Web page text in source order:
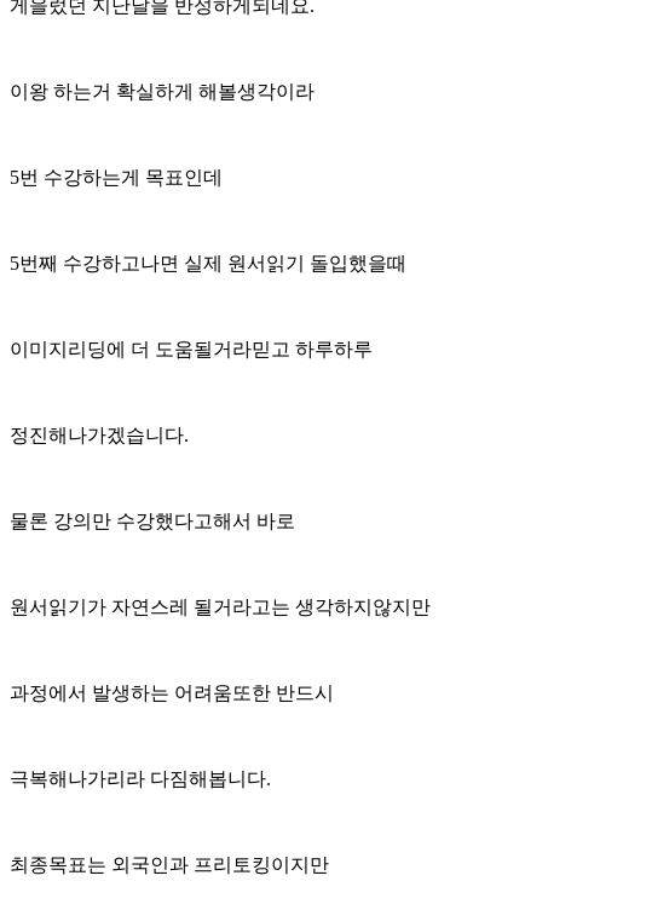
게을렀던 지난날을 반성하게되네요.
이왕 하는거 확실하게 해볼생각이라
5번 수강하는게 목표인데
5번째 수강하고나면 실제 원서읽기 돌입했을때
이미지리딩에 더 도움될거라믿고 하루하루
정진해나가겠습니다.
물론 강의만 수강했다고해서 바로
원서읽기가 자연스레 될거라고는 생각하지않지만
과정에서 발생하는 어려움또한 반드시
극복해나가리라 다짐해봅니다.
최종목표는 외국인과 프리토킹이지만